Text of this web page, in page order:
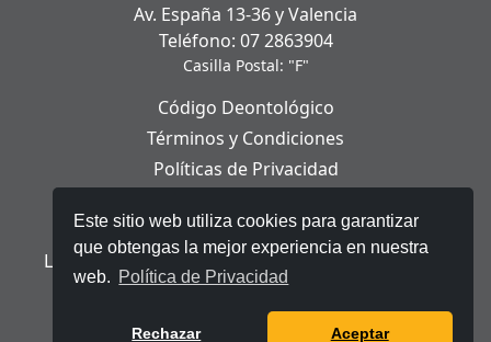
Este sitio web utiliza cookies para garantizar
que obtengas la mejor experiencia en nuestra
web. Política de Privacidad
Rechazar Aceptar
Av. España 13-36 y Valencia
Teléfono: 07 2863904
Casilla Postal: "F"
Código Deontológico
Términos y Condiciones
Políticas de Privacidad
Aviso Legal
Ley Orgánica de Protección de Datos Personales
© 2025 Telerama - Todos los derechos reservados.